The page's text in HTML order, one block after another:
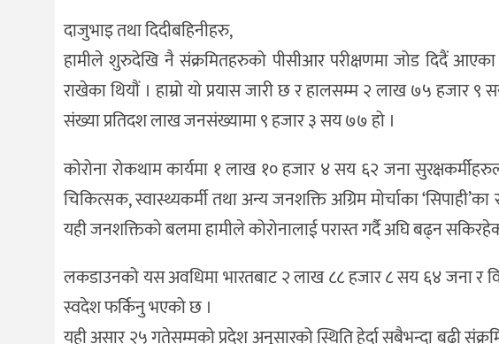
दाजुभाइ तथा दिदीबहिनीहरु,
हामीले शुरुदेखि नै संक्रमितहरुको पीसीआर परीक्षणमा जोड दिदैं
राखेका थियौं । हाम्रो यो प्रयास जारी छ र हालसम्म २ लाख ७५ हजार
संख्या प्रतिदश लाख जनसंख्यामा ९ हजार ३ सय ७७ हो ।
कोरोना रोकथाम कार्यमा १ लाख १० हजार ४ सय ६२ जना
चिकित्सक, स्वास्थ्यकर्मी तथा अन्य जनशक्ति अग्रिम मोर्चाका
यही जनशक्तिको बलमा हामीले कोरोनालाई परास्त गर्दै अघि बढ्न
लकडाउनको यस अवधिमा भारतबाट २ लाख ८८ हजार ८ सय ६४ जना र
स्वदेश फर्किनु भएको छ ।